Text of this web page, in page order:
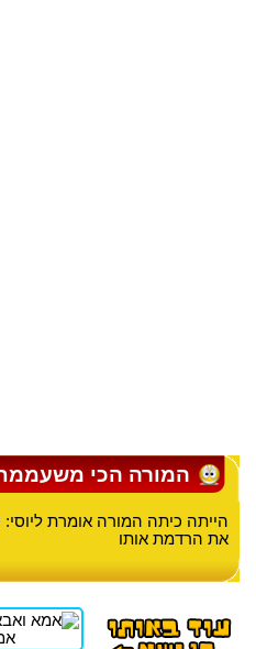
המורה הכי
הייתה כיתה המורה אומרת ליוסי:
את הרדמת אותו